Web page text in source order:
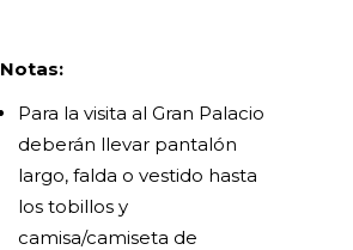
Notas:
Para la visita al Gran Palacio
deberán llevar pantalón
largo, falda o vestido hasta
los tobillos y
camisa/camiseta de